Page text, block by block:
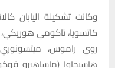
وكانت تشكيلة اليابان
كاتسويا، تاكومي هوريكي،
روي راموس، ميتسونوري